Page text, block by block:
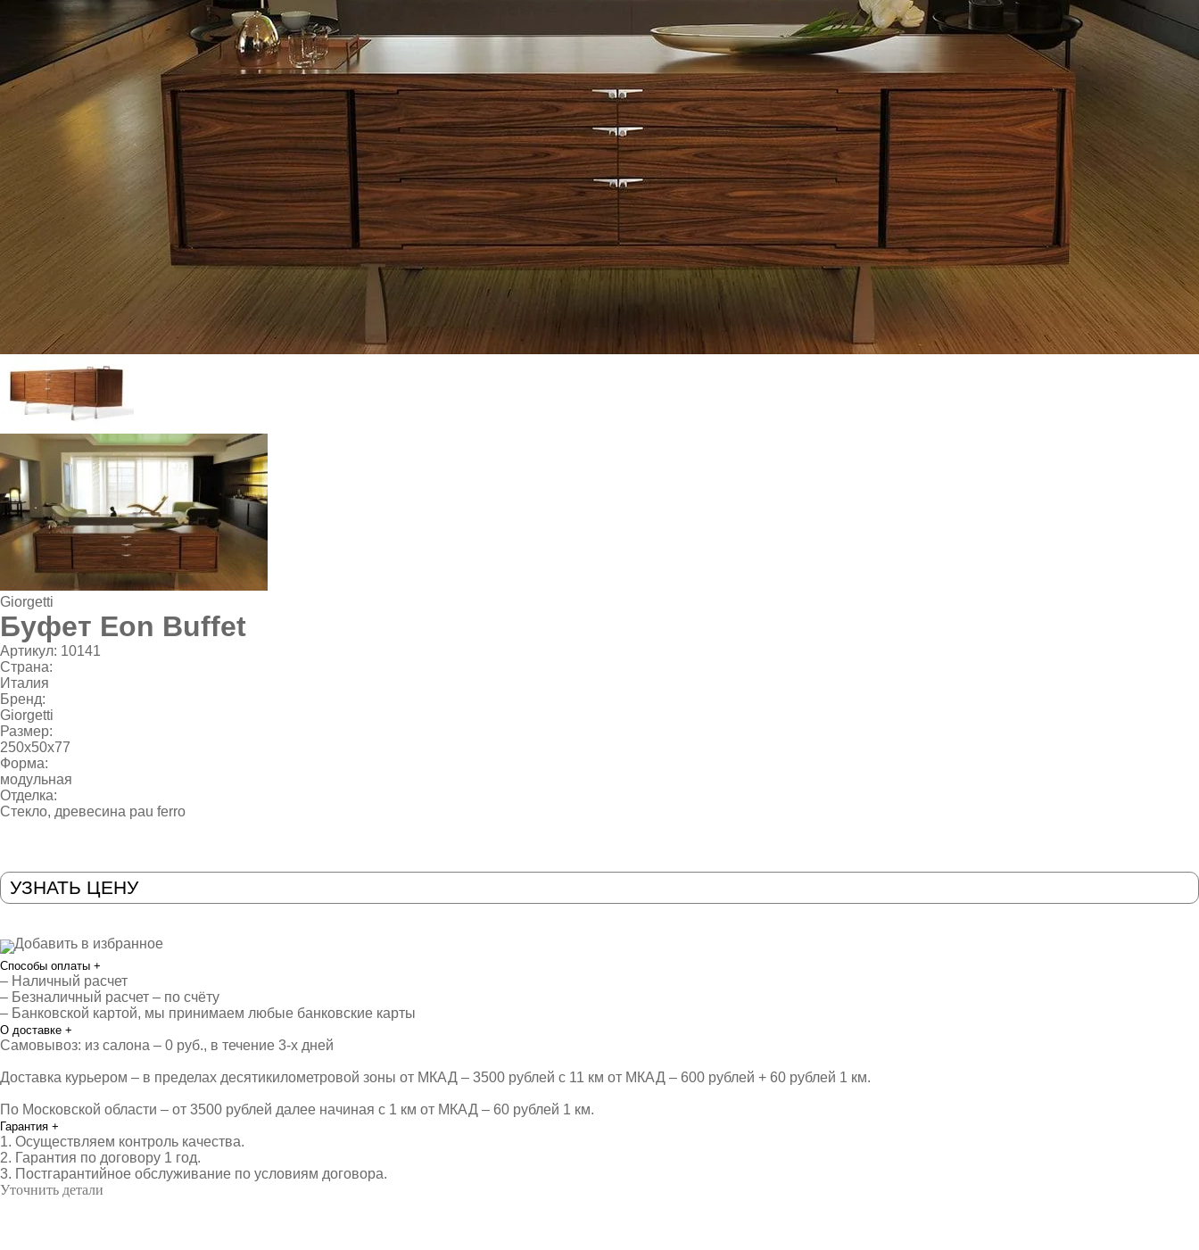
Giorgetti
Буфет Eon Buffet
Артикул: 10141
Страна:
Италия
Бренд:
Giorgetti
Размер:
250x50x77
Форма:
модульная
Отделка:
Стекло, древесина pau ferro
УЗНАТЬ ЦЕНУ
Добавить в избранное
Способы оплаты +
– Наличный расчет
– Безналичный расчет – по счёту
– Банковской картой, мы принимаем любые банковские карты
О доставке +
Самовывоз: из салона – 0 руб., в течение 3-х дней
Доставка курьером – в пределах десятикилометровой зоны от МКАД – 3500 рублей с 11 км от МКАД – 600 рублей + 60 рублей 1 км.
По Московской области – от 3500 рублей далее начиная с 1 км от МКАД – 60 рублей 1 км.
Гарантия +
1. Осуществляем контроль качества.
2. Гарантия по договору 1 год.
3. Постгарантийное обслуживание по условиям договора.